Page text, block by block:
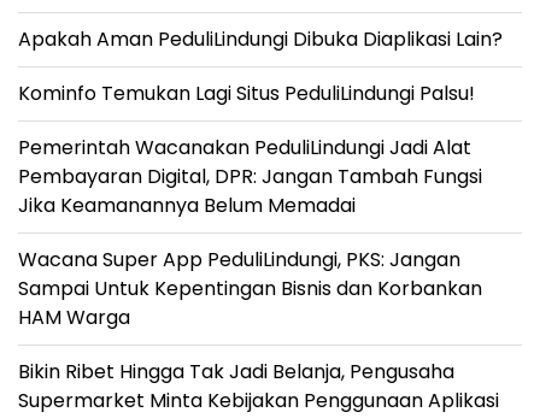
Apakah Aman PeduliLindungi Dibuka Diaplikasi Lain?
Kominfo Temukan Lagi Situs PeduliLindungi Palsu!
Pemerintah Wacanakan PeduliLindungi Jadi Alat
Pembayaran Digital, DPR: Jangan Tambah Fungsi
Jika Keamanannya Belum Memadai
Wacana Super App PeduliLindungi, PKS: Jangan
Sampai Untuk Kepentingan Bisnis dan Korbankan
HAM Warga
Bikin Ribet Hingga Tak Jadi Belanja, Pengusaha
Supermarket Minta Kebijakan Penggunaan Aplikasi